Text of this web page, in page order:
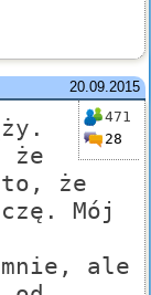
20.09.2015
471
28
że
to, że
Mój
ale